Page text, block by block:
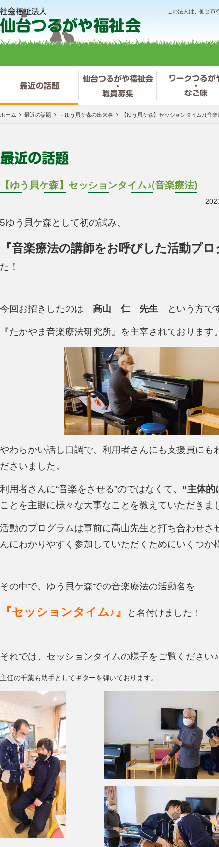
この法人は、仙台市
ホーム 最近の話題 －ゆう貝ケ森の出来事 【ゆう貝ケ森】セッションタイム♪(音楽
【ゆう貝ケ森】セッションタイム♪(音楽療法)
5ゆう貝ケ森として初の試み、
『音楽療法の講師をお呼びした活動プ
た！
今回お招きしたのは 髙山 仁 先生 という方で
『たかやま音楽療法研究所』を主宰されております
やわらかい話し口調で、利用者さんにも支援員にも
ださいました。
利用者さんに“音楽をさせる”のではなくて、“主体的
ことを主眼に様々な大事なことを教えていただきま
活動のプログラムは事前に髙山先生と打ち合わせさ
んにわかりやすく参加していただくためにいくつか
その中で、ゆう貝ケ森での音楽療法の活動名を
『セッションタイム♪』 と名付けました！
それでは、セッションタイムの様子をご覧ください♪
主任の千葉も助手としてギターを弾いております。